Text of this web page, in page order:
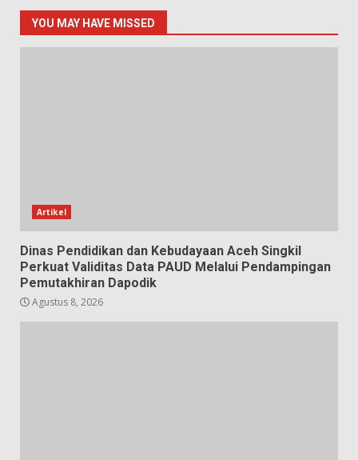
YOU MAY HAVE MISSED
Artikel
Dinas Pendidikan dan Kebudayaan Aceh Singkil
Perkuat Validitas Data PAUD Melalui Pendampingan
Pemutakhiran Dapodik
Agustus 8, 2026